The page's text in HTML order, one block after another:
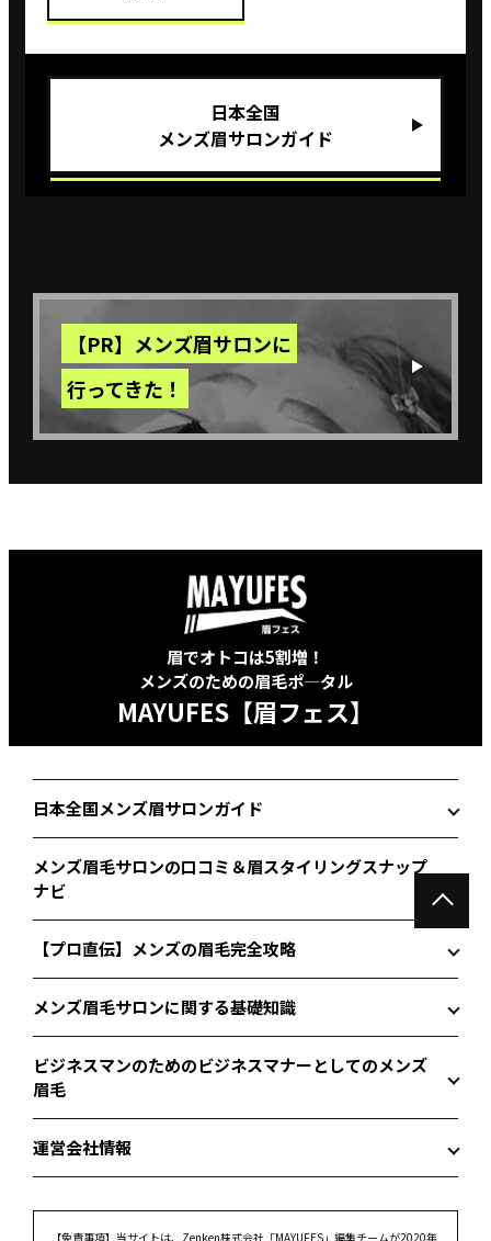
⽇本全国
メンズ眉サロンガイド
【PR】メンズ眉サロンに
行ってきた！
眉でオトコは5割増！
メンズのための眉毛ポ―タル
MAYUFES【眉フェス】
日本全国メンズ眉サロンガイド
メンズ眉毛サロンの口コミ＆眉スタイリングスナップ
ナビ
【プロ直伝】メンズの眉毛完全攻略
メンズ眉毛サロンに関する基礎知識
ビジネスマンのためのビジネスマナーとしてのメンズ
眉毛
運営会社情報
【免責事項】 当サイトは、Zenken株式会社「MAYUFES」編集チームが2020年